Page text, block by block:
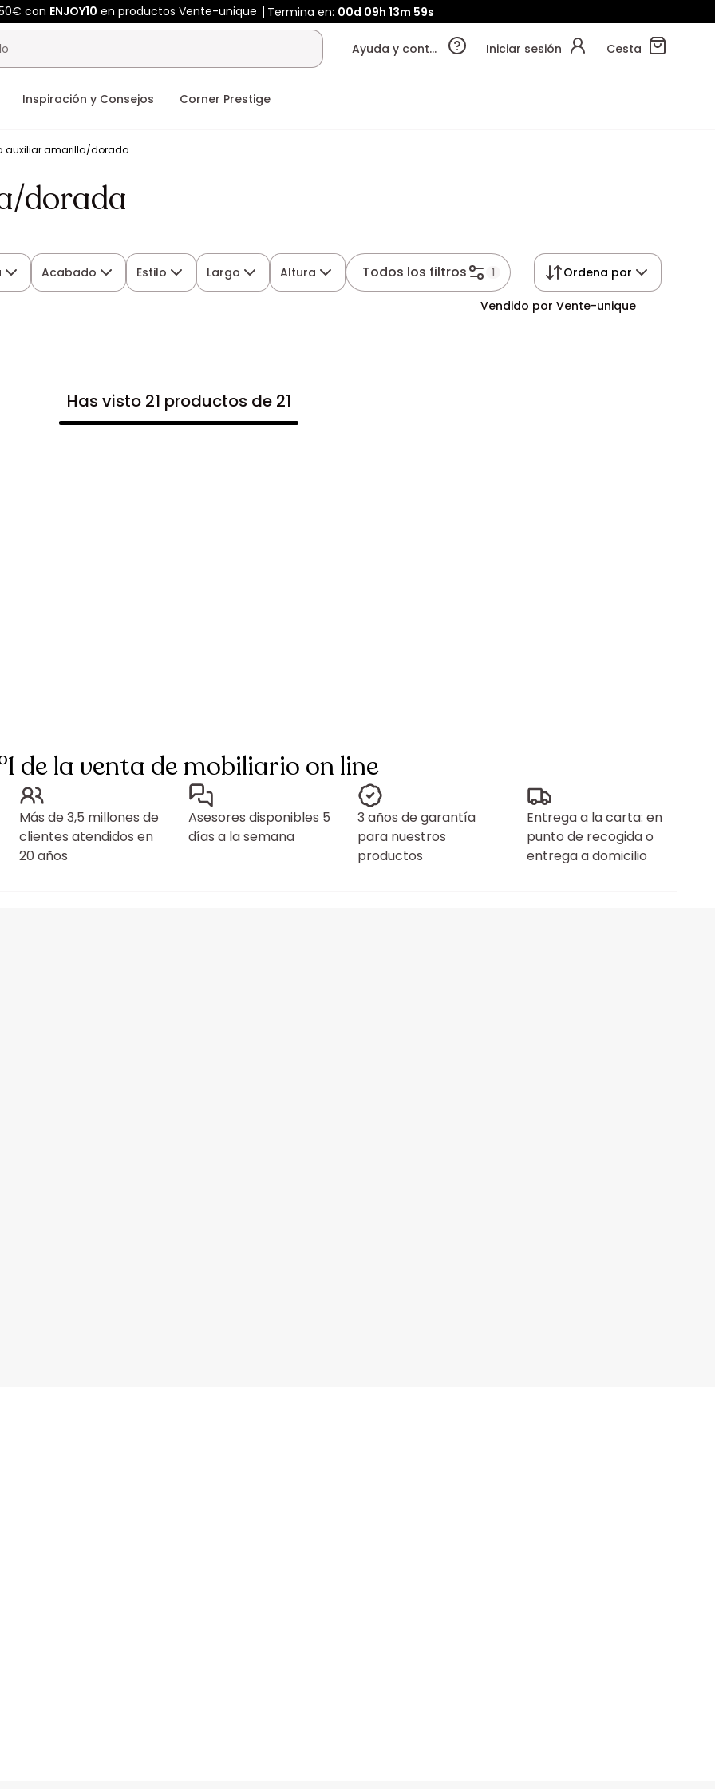
con ENJOY10 en productos Vente-unique Termina en: 00d 09h 13m 58s
Ayuda y contacto Iniciar sesión Cesta
Inspiración y Consejos Corner Prestige
auxiliar amarilla/dorada
dorada
Acabado Estilo Largo Altura Todos los filtros 1 Ordena por
Vendido por Vente-unique
Has visto 21 productos de 21
de la venta de mobiliario on line
Más de 3,5 millones de
clientes atendidos en
20 años
Asesores disponibles 5
días a la semana
3 años de garantía
para nuestros
productos
Entrega a la carta: en
punto de recogida o
entrega a domicilio